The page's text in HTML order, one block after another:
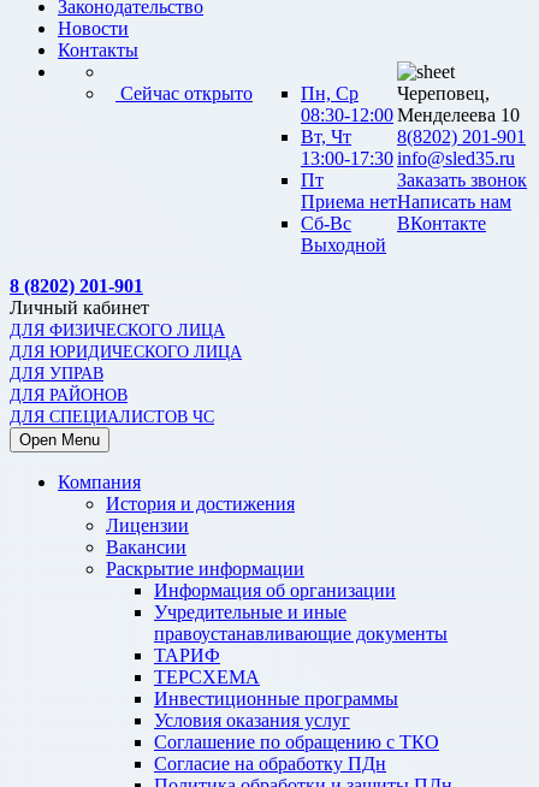
Законодательство
Новости
Контакты
Сейчас открыто
Пн, Ср
08:30-12:00
Вт, Чт
13:00-17:30
Пт
Приема нет
Сб-Вс
Выходной
Череповец,
Менделеева 10
8(8202) 201-901
info@sled35.ru
Заказать звонок
Написать нам
ВКонтакте
8 (8202) 201-901
Личный кабинет
ДЛЯ ФИЗИЧЕСКОГО ЛИЦА
ДЛЯ ЮРИДИЧЕСКОГО ЛИЦА
ДЛЯ УПРАВ
ДЛЯ РАЙОНОВ
ДЛЯ СПЕЦИАЛИСТОВ ЧС
Open Menu
Компания
История и достижения
Лицензии
Вакансии
Раскрытие информации
Информация об организации
Учредительные и иные
правоустанавливающие документы
ТАРИФ
ТЕРСХЕМА
Инвестиционные программы
Условия оказания услуг
Соглашение по обращению с ТКО
Согласие на обработку ПДн